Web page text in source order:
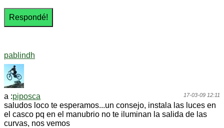
pablindh
17-03-09 12:11
a :piposca
saludos loco te esperamos...un consejo, instala las luces en
el casco pq en el manubrio no te iluminan la salida de las
curvas, nos vemos